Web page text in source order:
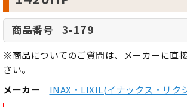
商品番号 3-179
※商品についてのご質問は、メーカーに直
さい。
メーカー
INAX・LIXIL(イナックス・リク